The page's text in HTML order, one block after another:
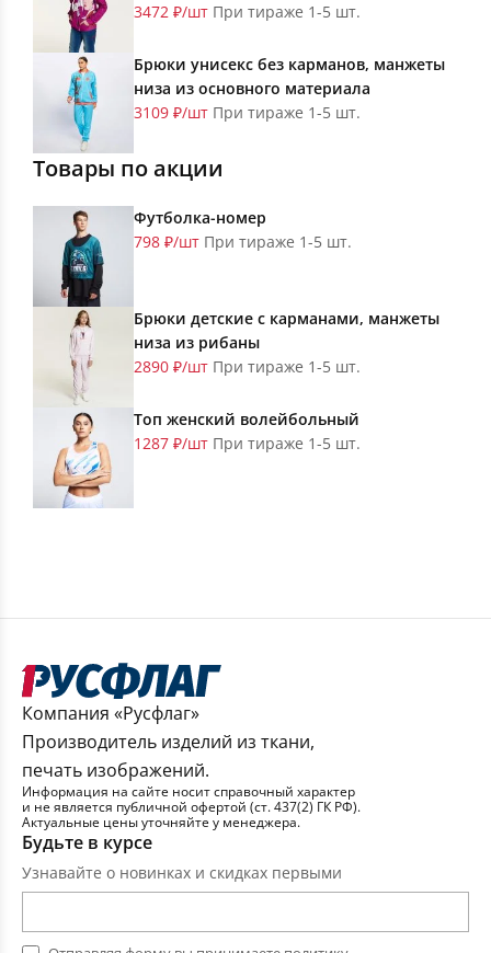
3472 ₽/шт При тираже 1-5 шт.
Брюки унисекс без карманов, манжеты
низа из основного материала
3109 ₽/шт При тираже 1-5 шт.
Товары по акции
Футболка-номер
798 ₽/шт При тираже 1-5 шт.
Брюки детские с карманами, манжеты
низа из рибаны
2890 ₽/шт При тираже 1-5 шт.
Топ женский волейбольный
1287 ₽/шт При тираже 1-5 шт.
Компания «Русфлаг»
Производитель изделий из ткани,
печать изображений.
Информация на сайте носит справочный характер
и не является публичной офертой (ст. 437(2) ГК РФ).
Актуальные цены уточняйте у менеджера.
Будьте в курсе
Узнавайте о новинках и скидках первыми